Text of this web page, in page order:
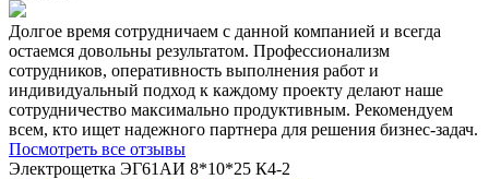
Долгое время сотрудничаем с данной компанией и всегда
остаемся довольны результатом. Профессионализм
сотрудников, оперативность выполнения работ и
индивидуальный подход к каждому проекту делают наше
сотрудничество максимально продуктивным. Рекомендуем
всем, кто ищет надежного партнера для решения бизнес-задач.
Посмотреть все отзывы
Электрощетка ЭГ61АИ 8*10*25 К4-2